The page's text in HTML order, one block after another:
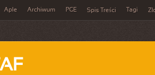
Aple Archiwum PGE Spis Treści Tagi